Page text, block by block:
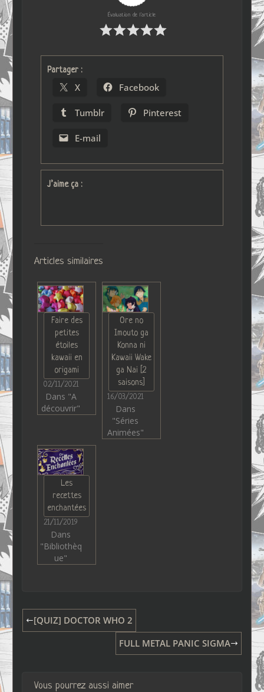
Évaluation de l'article
Partager :
X Facebook
Tumblr Pinterest
E-mail
J’aime ça :
Articles similaires
Faire des
petites
étoiles
kawaii en
origami
02/11/2021
Dans "A
découvrir"
Ore no
Imouto ga
Konna ni
Kawaii Wake
ga Nai [2
saisons]
16/03/2021
Dans
"Séries
Animées"
Les
recettes
enchantées
21/11/2019
Dans
"Bibliothèq
ue"
[QUIZ] DOCTOR WHO 2
FULL METAL PANIC SIGMA
Vous pourrez aussi aimer